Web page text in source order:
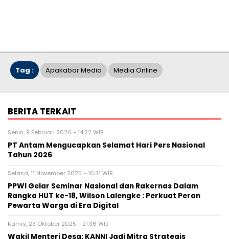
Tag : Apakabar Media Media Online
BERITA TERKAIT
Senin, 9 Februari 2026 - 14:22 WIB
PT Antam Mengucapkan Selamat Hari Pers Nasional
Tahun 2026
Selasa, 11 November 2025 - 16:31 WIB
PPWI Gelar Seminar Nasional dan Rakernas Dalam
Rangka HUT ke-18, Wilson Lalengke : Perkuat Peran
Pewarta Warga di Era Digital
Kamis, 23 Oktober 2025 - 21:36 WIB
Wakil Menteri Desa: KANNI Jadi Mitra Strategis